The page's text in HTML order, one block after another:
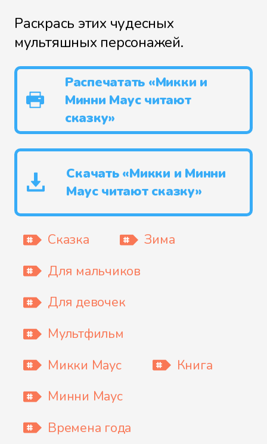
Раскрась этих чудесных
мультяшных персонажей.
Распечатать «Микки и
Минни Маус читают
сказку»
Скачать «Микки и Минни
Маус читают сказку»
Сказка
Зима
Для мальчиков
Для девочек
Мультфильм
Микки Маус
Книга
Минни Маус
Времена года